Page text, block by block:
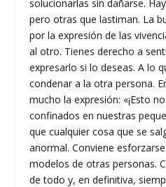
solucionarlas sin dañarse.
pero otras que lastiman. La
por la expresión de las
al otro. Tienes derecho a
expresarlo si lo deseas. A lo
condenar a la otra persona.
mucho la expresión: «¡Esto
confinados en nuestras
que cualquier cosa que se
anormal. Conviene
modelos de otras personas.
de todo y, en definitiva,